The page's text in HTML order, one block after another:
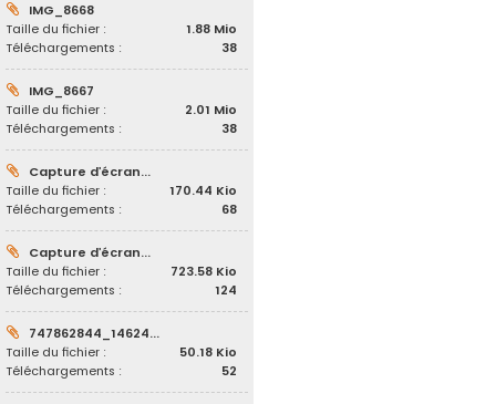
IMG_8668
Taille du fichier :
1.88 Mio
Téléchargements :
38
IMG_8667
Taille du fichier :
2.01 Mio
Téléchargements :
38
Capture d’écran...
Taille du fichier :
170.44 Kio
Téléchargements :
68
Capture d’écran...
Taille du fichier :
723.58 Kio
Téléchargements :
124
747862844_14624...
Taille du fichier :
50.18 Kio
Téléchargements :
52